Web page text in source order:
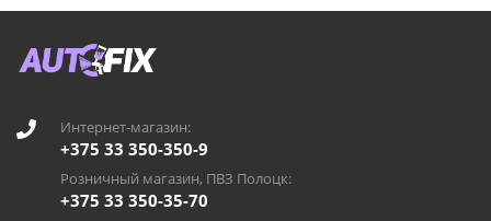
Интернет-магазин:
+375 33 350-350-9
Розничный магазин, ПВЗ Полоцк:
+375 33 350-35-70